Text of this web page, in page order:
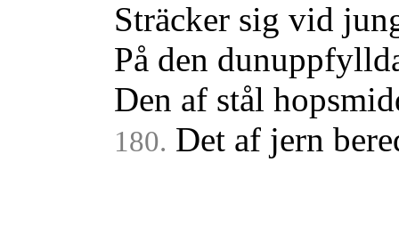
Sträcker sig vid
På den
Den af stål
180. Det af jern